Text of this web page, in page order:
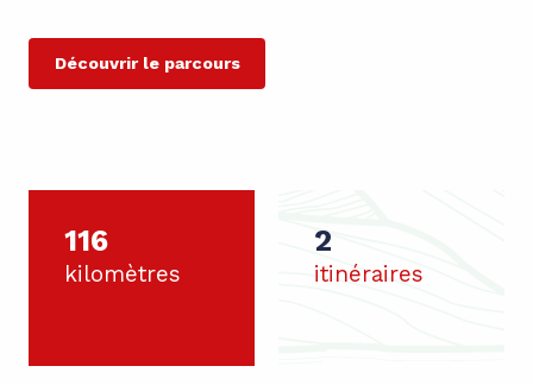
Découvrir le parcours
116
kilomètres
2
itinéraires